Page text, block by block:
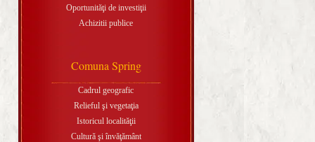
Oportunităţi de investiţii
Achizitii publice
Comuna Spring
Cadrul geografic
Relieful şi vegetaţia
Istoricul localităţii
Cultură şi învăţământ